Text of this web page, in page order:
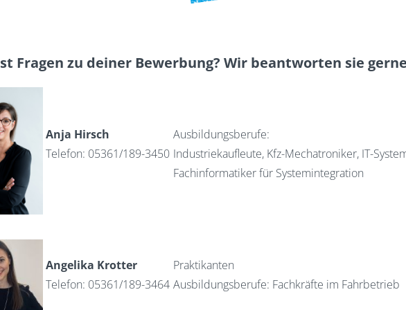
Fragen zu deiner Bewerbung? Wir beantworten sie
Anja Hirsch
Telefon: 05361/189-3450
Ausbildungsberufe:
Industriekaufleute, Kfz-Mechatroniker, IT-
Fachinformatiker für Systemintegration
Angelika Krotter
Telefon: 05361/189-3464
Praktikanten
Ausbildungsberufe: Fachkräfte im Fahrbetrieb